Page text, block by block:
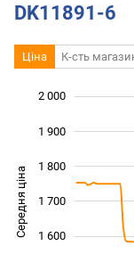
DK11891-6
Ціна К-сть
Середня ціна 1 400
1 600
1 700
1 800
1 900
2 000